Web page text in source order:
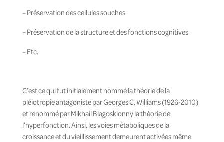
–Préservation des cellules souches
–Préservation de la structure et des fonctions cognitives
–Etc.
C’est ce qui fut initialement nommé la théorie de la
pléiotropie antagoniste par Georges C. Williams (1926-2010)
et renommé par Mikhail Blagosklonny la théorie de
l’hyperfonction. Ainsi, les voies métaboliques de la
croissance et du vieillissement demeurent activées même